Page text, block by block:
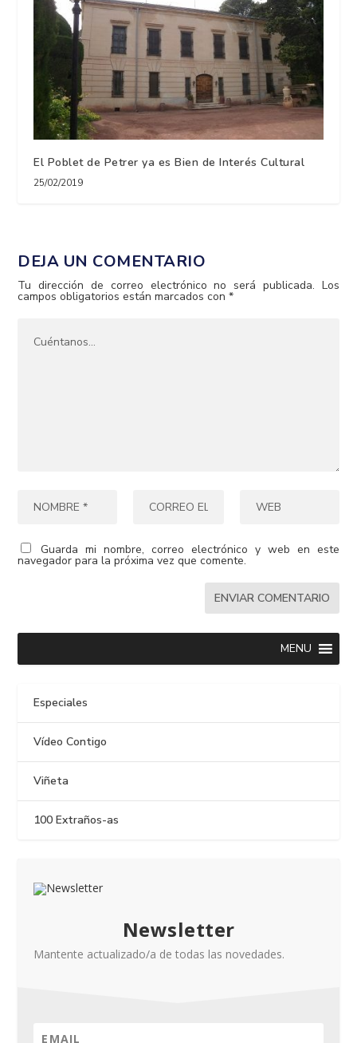
El Poblet de Petrer ya es Bien de Interés Cultural
25/02/2019
DEJA UN COMENTARIO
Tu dirección de correo electrónico no será publicada. Los
campos obligatorios están marcados con*
Guarda mi nombre, correo electrónico y web en este
navegador para la próxima vez que comente.
MENU
Especiales
Vídeo Contigo
Viñeta
100 Extraños-as
Newsletter
Mantente actualizado/a de todas las novedades.